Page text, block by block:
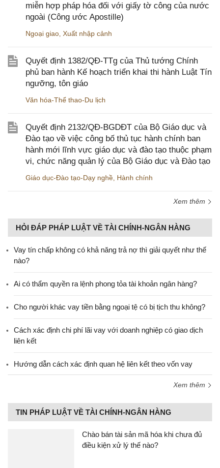
miễn hợp pháp hóa đối với giấy tờ công của nước
ngoài (Công ước Apostille)
Ngoại giao Xuất nhập cảnh
Quyết định 1382/QĐ-TTg của Thủ tướng Chính
phủ ban hành Kế hoạch triển khai thi hành Luật Tín
ngưỡng, tôn giáo
Văn hóa-Thể thao-Du lịch
Quyết định 2132/QĐ-BGDĐT của Bộ Giáo dục và
Đào tạo về việc công bố thủ tục hành chính ban
hành mới lĩnh vực giáo dục và đào tạo thuộc phạm
vi, chức năng quản lý của Bộ Giáo dục và Đào tạo
Giáo dục-Đào tạo-Dạy nghề Hành chính
Xem thêm
HỎI ĐÁP PHÁP LUẬT VỀ TÀI CHÍNH-NGÂN HÀNG
Vay tín chấp không có khả năng trả nợ thì giải quyết như thế
nào?
Ai có thẩm quyền ra lệnh phong tỏa tài khoản ngân hàng?
Cho người khác vay tiền bằng ngoại tệ có bị tịch thu không?
Cách xác định chi phí lãi vay với doanh nghiệp có giao dịch
liên kết
Hướng dẫn cách xác định quan hệ liên kết theo vốn vay
Xem thêm
TIN PHÁP LUẬT VỀ TÀI CHÍNH-NGÂN HÀNG
Chào bán tài sản mã hóa khi chưa đủ
điều kiện xử lý thế nào?